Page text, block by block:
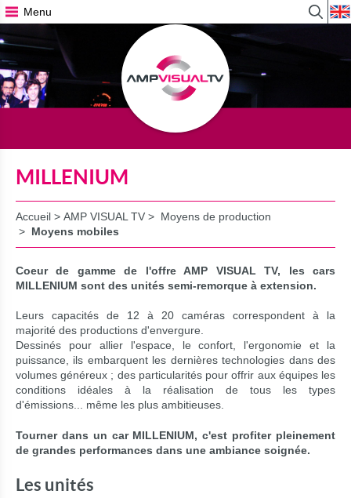
Menu
MILLENIUM
Accueil> AMP VISUAL TV> Moyens de production
> Moyens mobiles
Coeur de gamme de l'offre AMP VISUAL TV, les cars
MILLENIUM sont des unités semi-remorque à extension.
Leurs capacités de 12 à 20 caméras correspondent à la
majorité des productions d'envergure.
Dessinés pour allier l'espace, le confort, l'ergonomie et la
puissance, ils embarquent les dernières technologies dans des
volumes généreux ; des particularités pour offrir aux équipes les
conditions idéales à la réalisation de tous les types
d'émissions... même les plus ambitieuses.
Tourner dans un car MILLENIUM, c'est profiter pleinement
de grandes performances dans une ambiance soignée.
Les unités